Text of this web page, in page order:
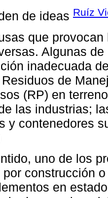
de ideas Ruíz
que
Algunas
inadecuada
de
(RP) en
las industrias;
y contenedores
uno de los
por construcción
en